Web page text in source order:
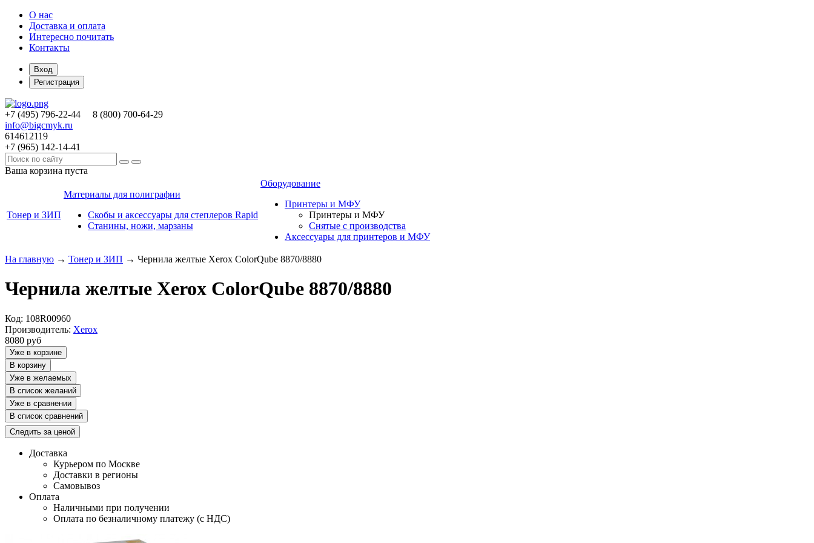
О нас
Доставка и оплата
Интересно почитать
Контакты
Вход
Регистрация
+7 (495) 796-22-44 8 (800) 700-64-29
info@bigcmyk.ru
614612119
+7 (965) 142-14-41
Ваша корзина пуста
Тонер и ЗИП
Материалы для полиграфии
Скобы и аксессуары для степлеров Rapid
Станины, ножи, марзаны
Оборудование
Принтеры и МФУ
Принтеры и МФУ
Снятые с производства
Аксессуары для принтеров и МФУ
На главную → Тонер и ЗИП → Чернила желтые Xerox ColorQube 8870/8880
Чернила желтые Xerox ColorQube 8870/8880
Код: 108R00960
Производитель: Xerox
8080 руб
Уже в корзине
В корзину
Уже в желаемых
В список желаний
Уже в сравнении
В список сравнений
Следить за ценой
Доставка
Курьером по Москве
Доставки в регионы
Самовывоз
Оплата
Наличными при получении
Оплата по безналичному платежу (с НДС)